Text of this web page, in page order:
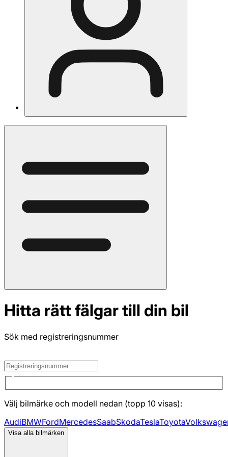
Hitta rätt fälgar till din bil
Sök med registreringsnummer
Välj bilmärke och modell nedan (topp 10 visas):
AudiBMWFordMercedesSaabSkodaTeslaToyota
Visa alla bilmärken